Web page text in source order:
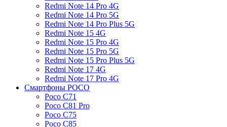
Redmi Note 14 Pro 4G
Redmi Note 14 Pro 5G
Redmi Note 14 Pro Plus 5G
Redmi Note 15 4G
Redmi Note 15 Pro 4G
Redmi Note 15 Pro 5G
Redmi Note 15 Pro Plus 5G
Redmi Note 17 4G
Redmi Note 17 Pro 4G
Смартфоны POCO
Poco C71
Poco C81 Pro
Poco C75
Poco C85